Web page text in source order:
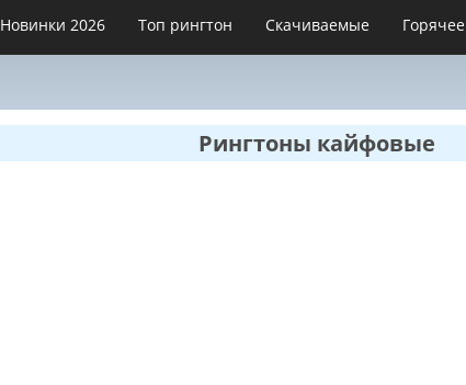
Новинки 2026 Топ рингтон Скачиваемые Горячее
Рингтоны кайфовые